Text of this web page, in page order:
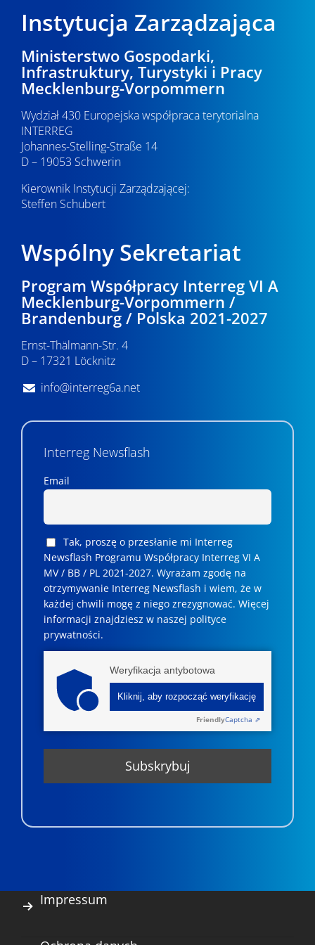
s
u
k
i
w
h
Instytucja Zarządzająca
Ministerstwo Gospodarki,
Infrastruktury, Turystyki i Pracy
Mecklenburg-Vorpommern
Wydział 430 Europejska współpraca terytorialna
INTERREG
Johannes-Stelling-Straße 14
D – 19053 Schwerin
Kierownik Instytucji Zarządzającej:
Steffen Schubert
Wspólny Sekretariat
Program Współpracy Interreg VI A
Mecklenburg-Vorpommern /
Brandenburg / Polska 2021-2027
Ernst-Thälmann-Str. 4
D – 17321 Löcknitz
info@interreg6a.net
Interreg Newsflash
Email
Tak, proszę o przesłanie mi Interreg
Newsflash Programu Współpracy Interreg VI A
MV / BB / PL 2021-2027. Wyrażam zgodę na
otrzymywanie Interreg Newsflash i wiem, że w
każdej chwili mogę z niego zrezygnować. ­­Więcej
informacji znajdziesz w naszej polityce
prywatności.
Weryfikacja antybotowa
Kliknij, aby rozpocząć weryfikację
FriendlyCaptcha ⇗
Impressum